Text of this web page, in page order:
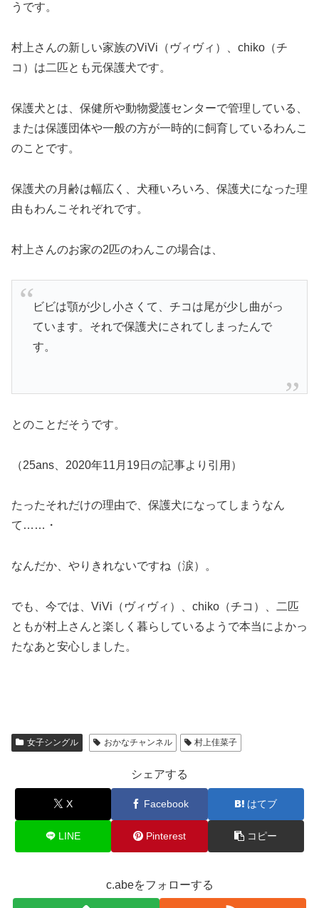
うです。
村上さんの新しい家族のViVi（ヴィヴィ）、chiko（チ
コ）は二匹とも元保護犬です。
保護犬とは、保健所や動物愛護センターで管理している、
または保護団体や一般の方が一時的に飼育しているわんこ
のことです。
保護犬の月齢は幅広く、犬種いろいろ、保護犬になった理
由もわんこそれぞれです。
村上さんのお家の2匹のわんこの場合は、
ビビは顎が少し小さくて、チコは尾が少し曲がっ
ています。それで保護犬にされてしまったんで
す。
とのことだそうです。
（25ans、2020年11月19日の記事より引用）
たったそれだけの理由で、保護犬になってしまうなん
て……・
なんだか、やりきれないですね（涙）。
でも、今では、ViVi（ヴィヴィ）、chiko（チコ）、二匹
ともが村上さんと楽しく暮らしているようで本当によかっ
たなあと安心しました。
女子シングル おかなチャンネル 村上佳菜子
シェアする
X Facebook はてブ
LINE Pinterest コピー
c.abeをフォローする